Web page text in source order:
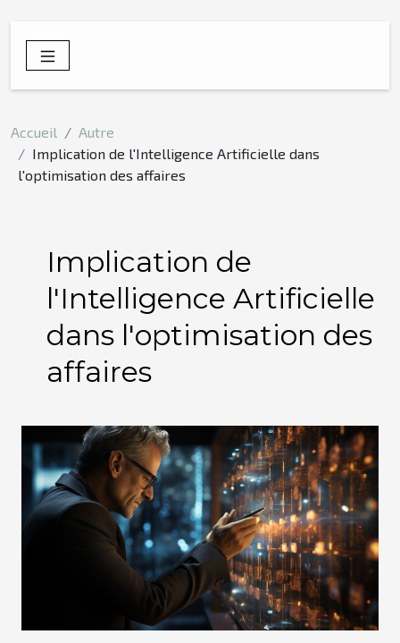
Accueil
Autre
Implication de l'Intelligence Artificielle dans
l'optimisation des affaires
Implication de
l'Intelligence Artificielle
dans l'optimisation des
affaires